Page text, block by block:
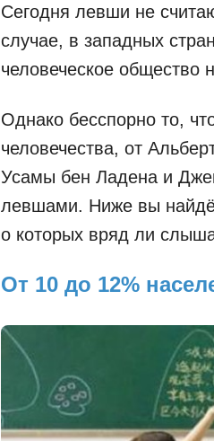
Сегодня левши не
случае, в западных
человеческое общество
Однако бесспорно то,
человечества, от
Усамы бен Ладена и
левшами. Ниже вы
о которых вряд ли
От 10 до 12%